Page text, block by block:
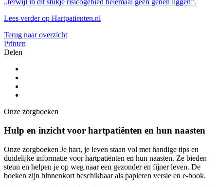
,,terwijl in dit stukje risicogebied helemaal geen genen liggen”.
Lees verder op Hartpatienten.nl
Terug naar overzicht
Printen
Delen
Onze zorgboeken
Hulp en inzicht voor hartpatiënten en hun naasten
Onze zorgboeken Je hart, je leven staan vol met handige tips en
duidelijke informatie voor hartpatiënten en hun naasten. Ze bieden
steun en helpen je op weg naar een gezonder en fijner leven. De
boeken zijn binnenkort beschikbaar als papieren versie en e-book.